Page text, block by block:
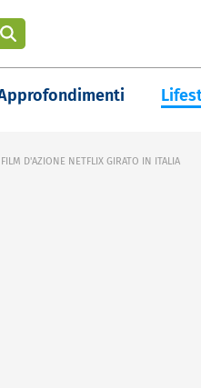
D'AZIONE NETFLIX GIRATO IN ITALIA